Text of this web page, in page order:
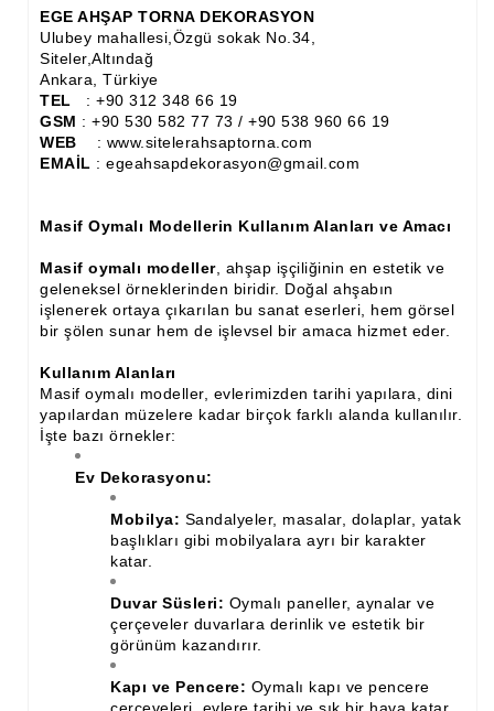
Burgulu Çıta İmalatı, Modelleri
Cibinlik
Cnc Ürün Çeşitleri
Diğer Ahşap Ürünler
İthal Çıta İmalatı, Modelleri
İthal Ahşap Oyma İmalatı
Kapı ve Çerçeve Çıtaları
Kartonpiyer Vitrin Çıtaları
Kontra Mdf Cnc Seperatör
Kontraplak Aplik İmalatı Modelleri
Köşe ve Kartonpiyer Profilleri
Lambri Kapı Kavisleri
Lambri Kapı Yayları
Masif Oymalı Modeller
Masif Üzeri Cnc Yazı, Desen, Logo İşleme
EGE AHŞAP TORNA DEKORASYON
Ulubey mahallesi,Özgü sokak No.34,
Siteler,Altındağ
Ankara, Türkiye
TEL : +90 312 348 66 19
GSM : +90 530 582 77 73 / +90 538 960 66 19
WEB : www.sitelerahsaptorna.com
EMAİL : egeahsapdekorasyon@gmail.com
Masif Oymalı Modellerin Kullanım Alanları ve Amacı
Masif oymalı modeller, ahşap işçiliğinin en estetik ve
geleneksel örneklerinden biridir. Doğal ahşabın
işlenerek ortaya çıkarılan bu sanat eserleri, hem görsel
bir şölen sunar hem de işlevsel bir amaca hizmet eder.
Kullanım Alanları
Masif oymalı modeller, evlerimizden tarihi yapılara, dini
yapılardan müzelere kadar birçok farklı alanda kullanılır.
İşte bazı örnekler:
Ev Dekorasyonu:
Mobilya: Sandalyeler, masalar, dolaplar, yatak
başlıkları gibi mobilyalara ayrı bir karakter
katar.
Duvar Süsleri: Oymalı paneller, aynalar ve
çerçeveler duvarlara derinlik ve estetik bir
görünüm kazandırır.
Kapı ve Pencere: Oymalı kapı ve pencere